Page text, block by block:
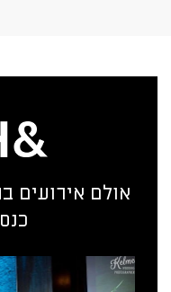
אולם אירועים